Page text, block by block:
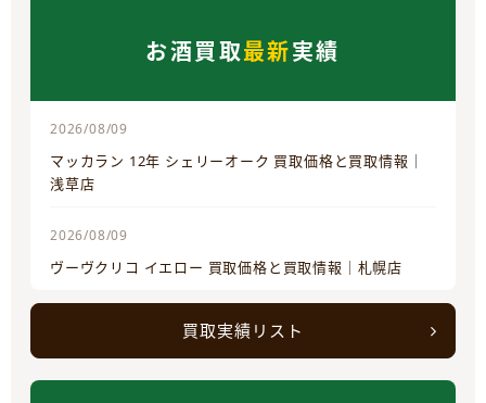
お酒買取最新実績
2026/08/09
マッカラン 12年 シェリーオーク 買取価格と買取情報｜
浅草店
2026/08/09
ヴーヴクリコ イエロー 買取価格と買取情報｜札幌店
買取実績リスト